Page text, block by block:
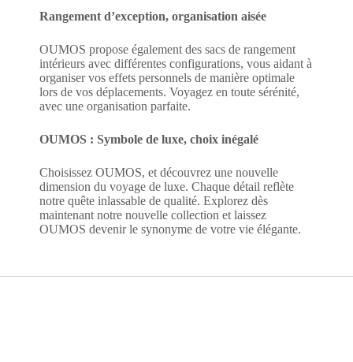
Rangement d’exception, organisation aisée
OUMOS propose également des sacs de rangement
intérieurs avec différentes configurations, vous aidant à
organiser vos effets personnels de manière optimale
lors de vos déplacements. Voyagez en toute sérénité,
avec une organisation parfaite.
OUMOS : Symbole de luxe, choix inégalé
Choisissez OUMOS, et découvrez une nouvelle
dimension du voyage de luxe. Chaque détail reflète
notre quête inlassable de qualité. Explorez dès
maintenant notre nouvelle collection et laissez
OUMOS devenir le synonyme de votre vie élégante.